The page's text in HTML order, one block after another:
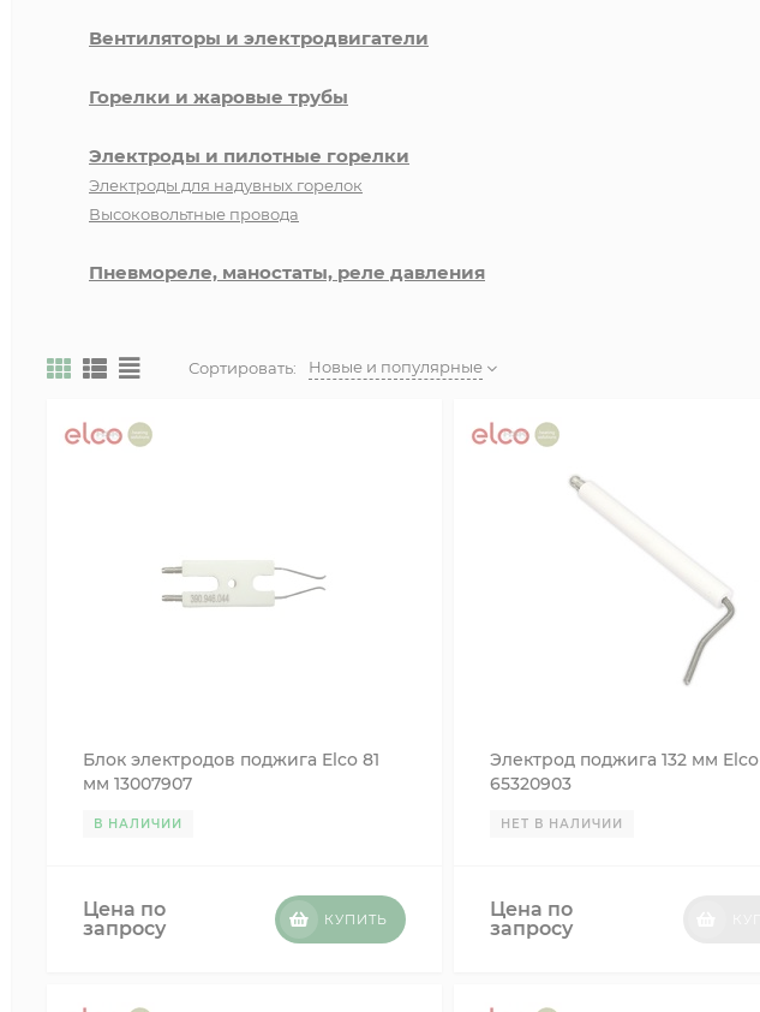
Вентиляторы и электродвигатели
Горелки и жаровые трубы
Электроды и пилотные горелки
Электроды для надувных горелок
Высоковольтные провода
Пневмореле, маностаты, реле давления
Сортировать: Новые и популярные
Блок электродов поджига Elco 81
мм 13007907
В НАЛИЧИИ
Цена по
запросу
КУПИТЬ
Электрод поджига 132 мм Elco
65320903
НЕТ В НАЛИЧИИ
Цена по
запросу